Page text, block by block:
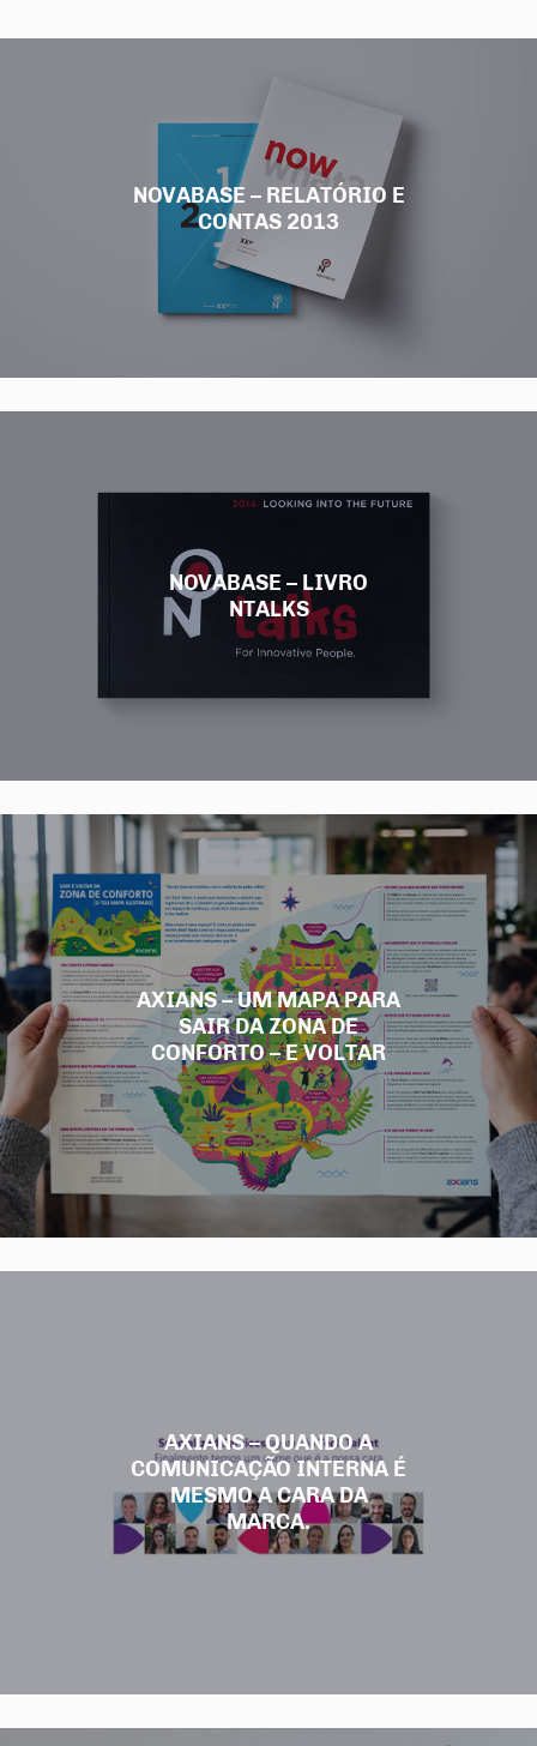
NOVABASE – RELATÓRIO E
CONTAS 2013
NOVABASE – LIVRO
NTALKS
AXIANS – UM MAPA PARA
SAIR DA ZONA DE
CONFORTO – E VOLTAR
AXIANS – QUANDO A
COMUNICAÇÃO INTERNA É
MESMO A CARA DA
MARCA.